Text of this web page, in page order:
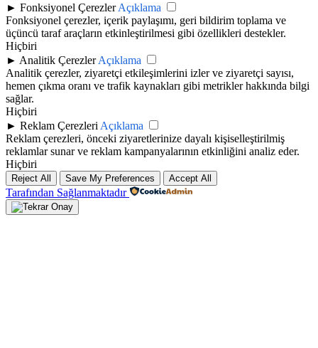
► Fonksiyonel Çerezler Açıklama
Fonksiyonel çerezler, içerik paylaşımı, geri bildirim toplama ve
üçüncü taraf araçların etkinleştirilmesi gibi özellikleri destekler.
Hiçbiri
► Analitik Çerezler Açıklama
Analitik çerezler, ziyaretçi etkileşimlerini izler ve ziyaretçi sayısı,
hemen çıkma oranı ve trafik kaynakları gibi metrikler hakkında bilgi
sağlar.
Hiçbiri
► Reklam Çerezleri Açıklama
Reklam çerezleri, önceki ziyaretlerinize dayalı kişiselleştirilmiş
reklamlar sunar ve reklam kampanyalarının etkinliğini analiz eder.
Hiçbiri
Reject All Save My Preferences Accept All
Tarafından Sağlanmaktadır